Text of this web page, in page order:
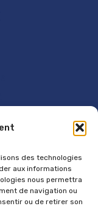
des technologies
aux informations
nous permettra
de navigation ou
ou de retirer son